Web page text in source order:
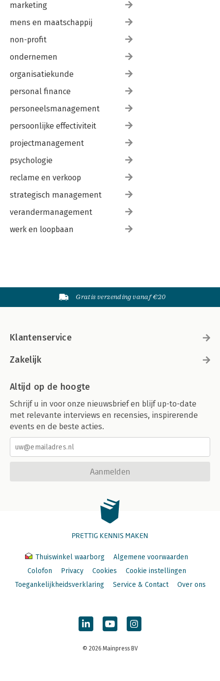
marketing
mens en maatschappij
non-profit
ondernemen
organisatiekunde
personal finance
personeelsmanagement
persoonlijke effectiviteit
projectmanagement
psychologie
reclame en verkoop
strategisch management
verandermanagement
werk en loopbaan
Gratis verzending vanaf €20
Klantenservice
Zakelijk
Altijd op de hoogte
Schrijf u in voor onze nieuwsbrief en blijf up-to-date
met relevante interviews en recensies, inspirerende
events en de beste acties.
Aanmelden
PRETTIG KENNIS MAKEN
Thuiswinkel waarborg
Algemene voorwaarden
Colofon
Privacy Cookies
Cookie instellingen
Toegankelijkheidsverklaring
Service & Contact Over ons
© 2026 Mainpress BV